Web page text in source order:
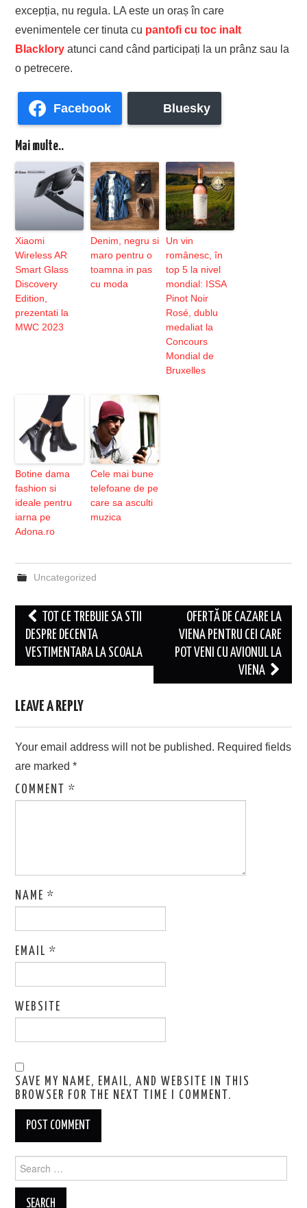
excepția, nu regula. LA este un oraș în care
evenimentele cer tinuta cu pantofi cu toc inalt
Blacklory atunci cand când participați la un prânz sau la
o petrecere.
Facebook Bluesky
Mai multe..
Xiaomi
Wireless AR
Smart Glass
Discovery
Edition,
prezentati la
MWC 2023
Denim, negru si
maro pentru o
toamna in pas
cu moda
Un vin
românesc, în
top 5 la nivel
mondial: ISSA
Pinot Noir
Rosé, dublu
medaliat la
Concours
Mondial de
Bruxelles
Botine dama
fashion si
ideale pentru
iarna pe
Adona.ro
Cele mai bune
telefoane de pe
care sa asculti
muzica
Uncategorized
Post
navigation
TOT CE TREBUIE SA STII
DESPRE DECENTA
VESTIMENTARA LA SCOALA
OFERTĂ DE CAZARE LA
VIENA PENTRU CEI CARE
POT VENI CU AVIONUL LA
VIENA
LEAVE A REPLY
Your email address will not be published. Required fields
are marked*
COMMENT*
NAME*
EMAIL*
WEBSITE
SAVE MY NAME, EMAIL, AND WEBSITE IN THIS
BROWSER FOR THE NEXT TIME I COMMENT.
for: